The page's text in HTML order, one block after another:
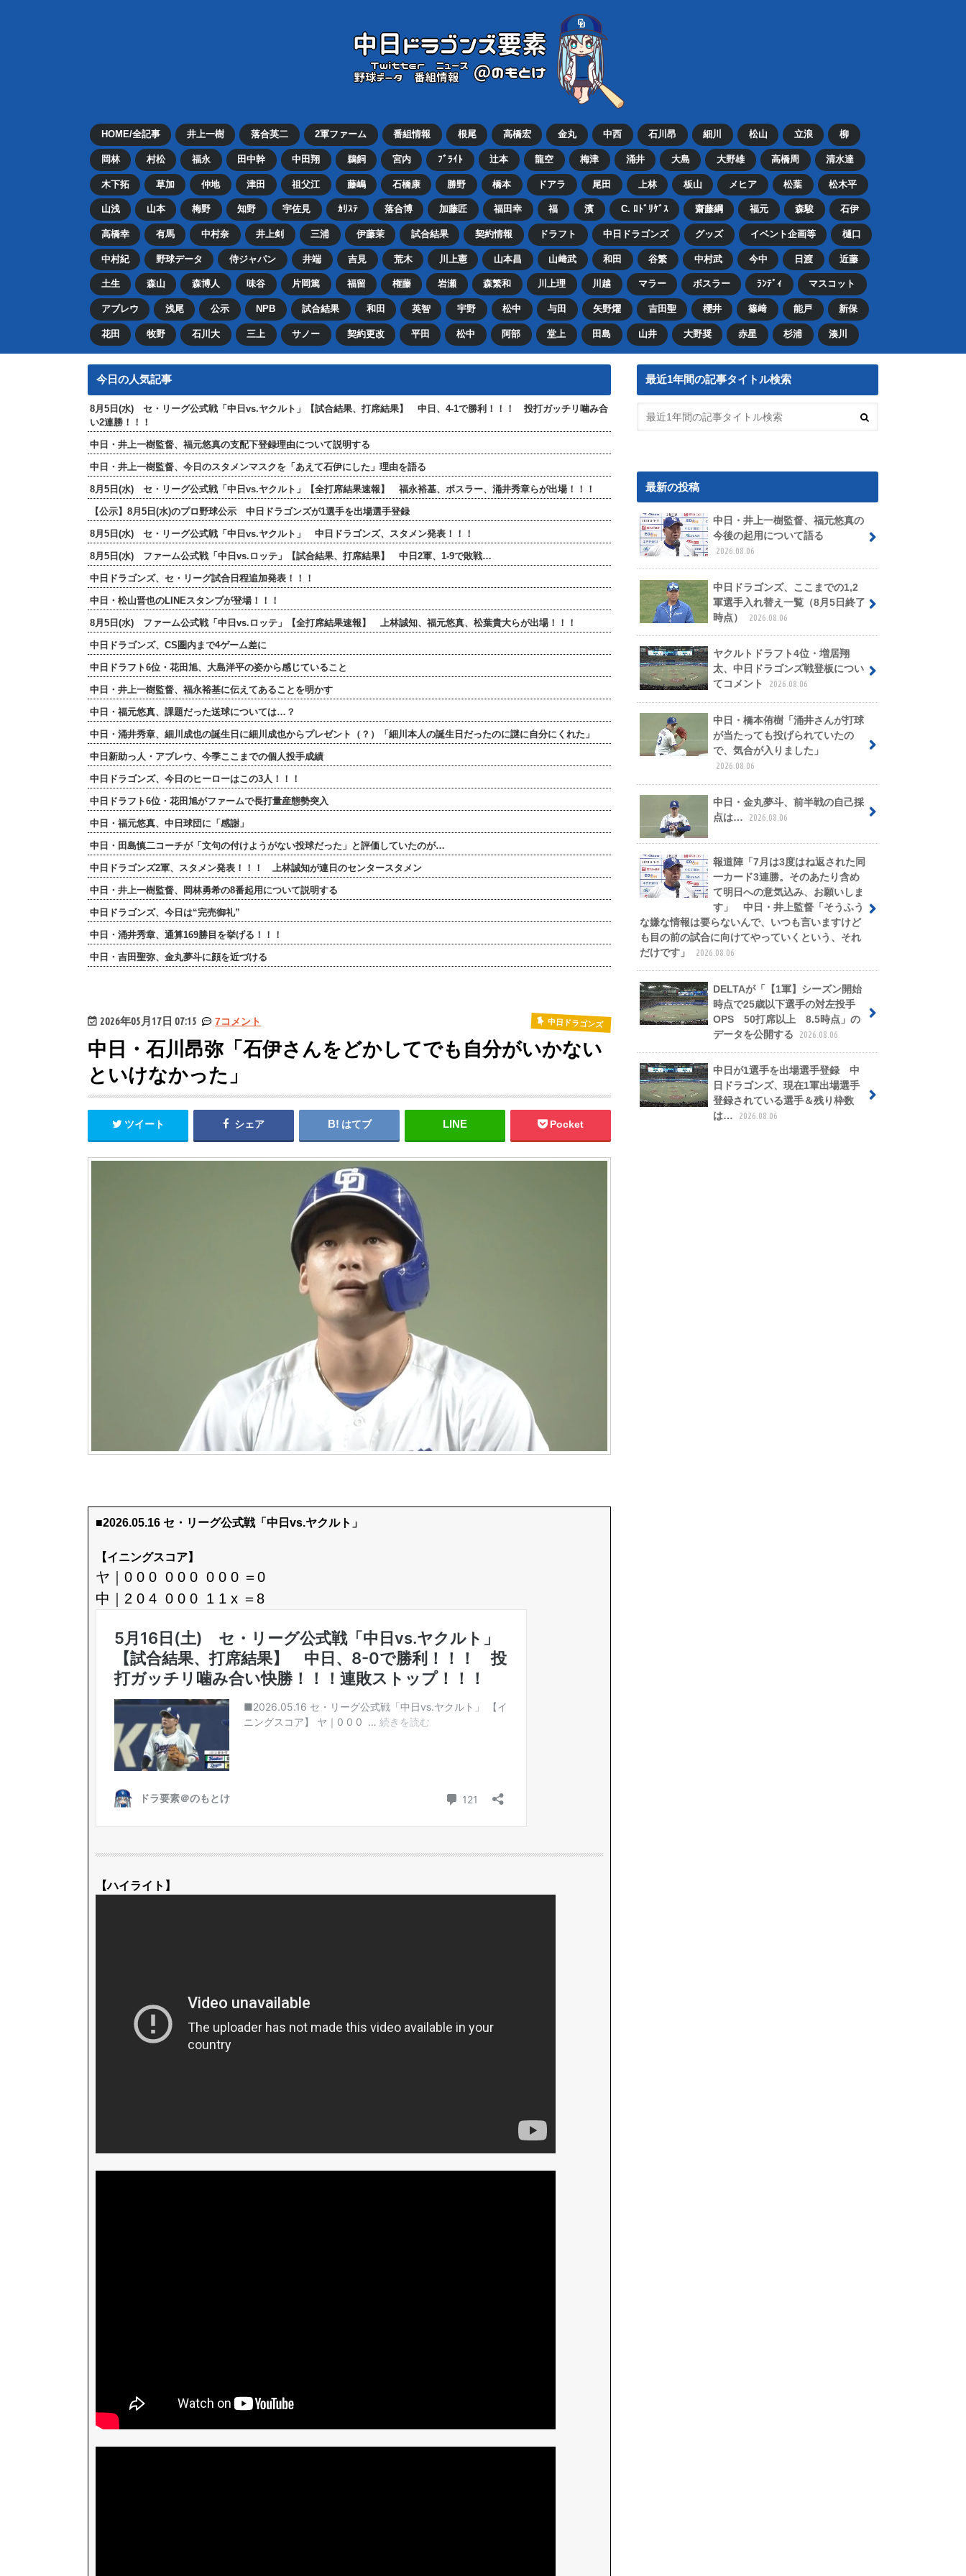
HOME/全記事 井上一樹 落合英二 2軍ファーム 番組情報 根尾 高橋宏 金丸 中西 石川昂 細川 松山 立浪 柳
岡林 村松 福永 田中幹 中田翔 鵜飼 宮内 ﾌﾞﾗｲﾄ 辻本 龍空 梅津 涌井 大島 大野雄 高橋周 清水達
木下拓 草加 仲地 津田 祖父江 藤嶋 石橋康 勝野 橋本 ドアラ 尾田 上林 板山 メヒア 松葉 松木平
山浅 山本 梅野 知野 宇佐見 ｶﾘｽﾃ 落合博 加藤匠 福田幸 福 濱 C. ﾛﾄﾞﾘｹﾞｽ 齋藤綱 福元 森駿 石伊
高橋幸 有馬 中村奈 井上剣 三浦 伊藤茉 試合結果 契約情報 ドラフト 中日ドラゴンズ グッズ イベント企画等 樋口
中村紀 野球データ 侍ジャパン 井端 吉見 荒木 川上憲 山本昌 山﨑武 和田 谷繁 中村武 今中 日渡 近藤
土生 森山 森博人 味谷 片岡篤 福留 権藤 岩瀬 森繁和 川上理 川越 マラー ボスラー ﾗﾝﾃﾞｨ マスコット
アブレウ 浅尾 公示 NPB 試合結果 和田 英智 宇野 松中 与田 矢野燿 吉田聖 櫻井 篠﨑 能戸 新保
花田 牧野 石川大 三上 サノー 契約更改 平田 松中 阿部 堂上 田島 山井 大野奨 赤星 杉浦 湊川
今日の人気記事
8月5日(水) セ・リーグ公式戦「中日vs.ヤクルト」【試合結果、打席結果】 中日、4-1で勝利！！！ 投打ガッチリ噛み合
い2連勝！！！
中日・井上一樹監督、福元悠真の支配下登録理由について説明する
中日・井上一樹監督、今日のスタメンマスクを「あえて石伊にした」理由を語る
8月5日(水) セ・リーグ公式戦「中日vs.ヤクルト」【全打席結果速報】 福永裕基、ボスラー、涌井秀章らが出場！！！
【公示】8月5日(水)のプロ野球公示 中日ドラゴンズが1選手を出場選手登録
8月5日(水) セ・リーグ公式戦「中日vs.ヤクルト」 中日ドラゴンズ、スタメン発表！！！
8月5日(水) ファーム公式戦「中日vs.ロッテ」【試合結果、打席結果】 中日2軍、1-9で敗戦…
中日ドラゴンズ、セ・リーグ試合日程追加発表！！！
中日・松山晋也のLINEスタンプが登場！！！
8月5日(水) ファーム公式戦「中日vs.ロッテ」【全打席結果速報】 上林誠知、福元悠真、松葉貴大らが出場！！！
中日ドラゴンズ、CS圏内まで4ゲーム差に
中日ドラフト6位・花田旭、大島洋平の姿から感じていること
中日・井上一樹監督、福永裕基に伝えてあることを明かす
中日・福元悠真、課題だった送球については…？
中日・涌井秀章、細川成也の誕生日に細川成也からプレゼント（？）「細川本人の誕生日だったのに謎に自分にくれた」
中日新助っ人・アブレウ、今季ここまでの個人投手成績
中日ドラゴンズ、今日のヒーローはこの3人！！！
中日ドラフト6位・花田旭がファームで長打量産態勢突入
中日・福元悠真、中日球団に「感謝」
中日・田島慎二コーチが「文句の付けようがない投球だった」と評価していたのが…
中日ドラゴンズ2軍、スタメン発表！！！ 上林誠知が連日のセンタースタメン
中日・井上一樹監督、岡林勇希の8番起用について説明する
中日ドラゴンズ、今日は“完売御礼”
中日・涌井秀章、通算169勝目を挙げる！！！
中日・吉田聖弥、金丸夢斗に顔を近づける
2026年05月17日 07:15 7コメント 中日ドラゴンズ
中日・石川昂弥「石伊さんをどかしてでも自分がいかない
といけなかった」
ツイート シェア はてブ Pocket
■2026.05.16 セ・リーグ公式戦「中日vs.ヤクルト」
【イニングスコア】
ヤ｜0 0 0 0 0 0 0 0 0 ＝0
中｜2 0 4 0 0 0 1 1 x ＝8
【ハイライト】
最近1年間の記事タイトル検索
最新の投稿
中日・井上一樹監督、福元悠真の
今後の起用について語る
2026.08.06
中日ドラゴンズ、ここまでの1,2
軍選手入れ替え一覧（8月5日終了
時点）
2026.08.06
ヤクルトドラフト4位・増居翔
太、中日ドラゴンズ戦登板につい
てコメント
2026.08.06
中日・橋本侑樹「涌井さんが打球
が当たっても投げられていたの
で、気合が入りました」
2026.08.06
中日・金丸夢斗、前半戦の自己採
点は…
2026.08.06
報道陣「7月は3度はね返された同
一カード3連勝。そのあたり含め
て明日への意気込み、お願いしま
す」 中日・井上監督「そうふう
な嫌な情報は要らないんで、いつも言いますけど
も目の前の試合に向けてやっていくという、それ
だけです」
2026.08.06
DELTAが「【1軍】シーズン開始
時点で25歳以下選手の対左投手
OPS 50打席以上 8.5時点」の
データを公開する
2026.08.06
中日が1選手を出場選手登録 中
日ドラゴンズ、現在1軍出場選手
登録されている選手＆残り枠数
は…
2026.08.06